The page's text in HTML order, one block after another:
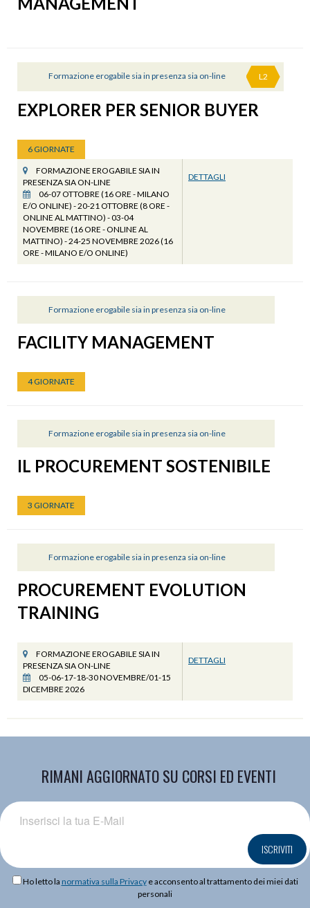
Formazione erogabile sia in presenza sia on-line L2
EXPLORER PER SENIOR BUYER
6 GIORNATE
FORMAZIONE EROGABILE SIA IN
PRESENZA SIA ON-LINE
06-07 OTTOBRE (16 ORE - MILANO
E/O ONLINE) - 20-21 OTTOBRE (8 ORE -
ONLINE AL MATTINO) - 03-04
NOVEMBRE (16 ORE - ONLINE AL
MATTINO) - 24-25 NOVEMBRE 2026 (16
ORE - MILANO E/O ONLINE)
DETTAGLI
Formazione erogabile sia in presenza sia on-line
FACILITY MANAGEMENT
4 GIORNATE
Formazione erogabile sia in presenza sia on-line
IL PROCUREMENT SOSTENIBILE
3 GIORNATE
Formazione erogabile sia in presenza sia on-line
PROCUREMENT EVOLUTION
TRAINING
FORMAZIONE EROGABILE SIA IN
PRESENZA SIA ON-LINE
05-06-17-18-30 NOVEMBRE/01-15
DICEMBRE 2026
DETTAGLI
RIMANI AGGIORNATO SU CORSI ED EVENTI
ISCRIVITI
Ho letto la normativa sulla Privacye acconsento al trattamento dei miei dati
personali